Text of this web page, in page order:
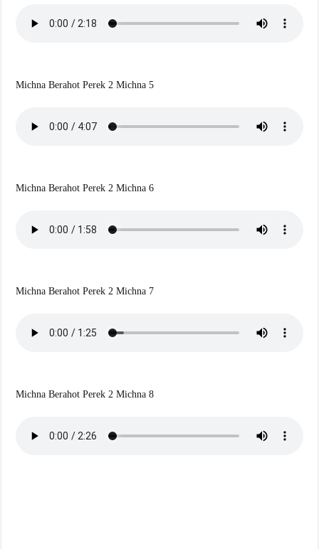
Michna Berahot Perek 2 Michna 5
Michna Berahot Perek 2 Michna 6
Michna Berahot Perek 2 Michna 7
Michna Berahot Perek 2 Michna 8